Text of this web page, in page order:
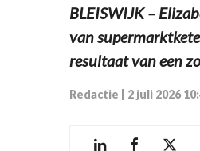
BLEISWIJK –
van
resultaat van een
Redactie 2 juli 2026